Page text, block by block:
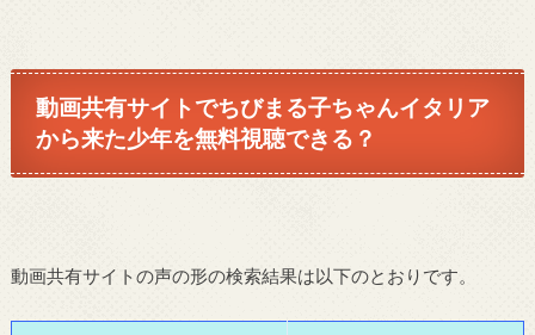
動画共有サイトでちびまる子ちゃんイタリア
から来た少年を無料視聴できる？
動画共有サイトの声の形の検索結果は以下のとおりです。